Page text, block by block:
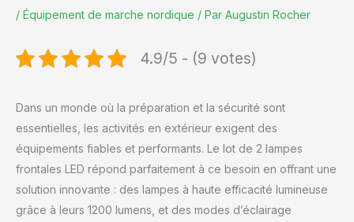
/ Équipement de marche nordique / Par Augustin Rocher
4.9/5 - (9 votes)
Dans un monde où la préparation et la sécurité sont
essentielles, les activités en extérieur exigent des
équipements fiables et performants. Le lot de 2 lampes
frontales LED répond parfaitement à ce besoin en offrant une
solution innovante : des lampes à haute efficacité lumineuse
grâce à leurs 1200 lumens, et des modes d’éclairage